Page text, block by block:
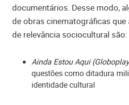
documentários. Desse modo,
de obras cinematográficas
de relevância sociocultural são:
Ainda Estou Aqui
questões como ditadura
identidade cultural